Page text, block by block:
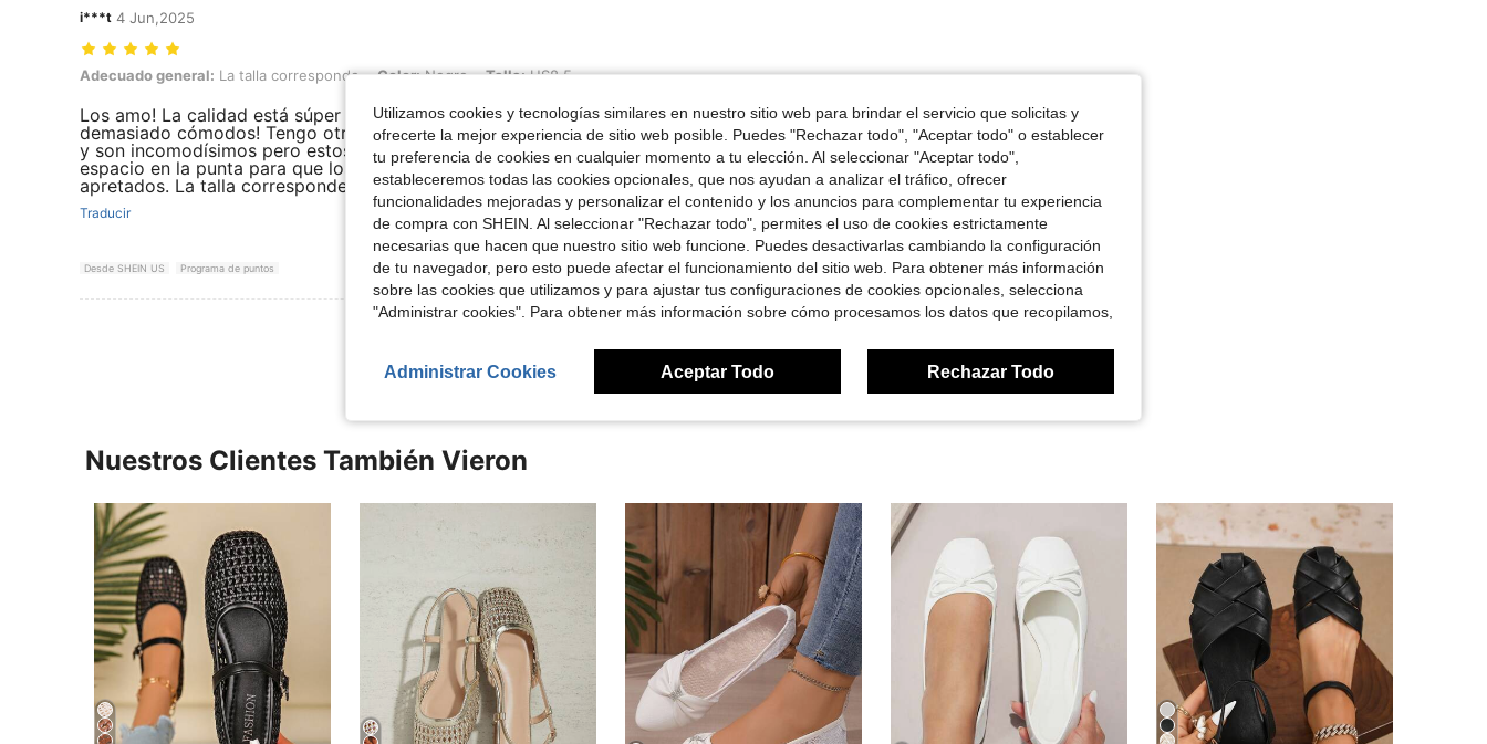
i***t 4 Jun,2025
Adecuado general: La talla corresponde, Color: Negro, Talla: US8.5
Adecuado general: La talla corresponde Color:Negro Talla:US8.5
Los amo! La calidad está súper increíble. Son
demasiado cómodos! Tengo otros zapatos así en punta
y son incomodísimos pero estos no! Tienen suficiente
espacio en la punta para que los dedos no se sientan
apretados. La talla corresponde perfectamente.
Traducir
Desde SHEIN US Programa de puntos Útil (2)
Nuestros Clientes También Vieron
Utilizamos cookies y tecnologías similares en nuestro sitio web para brindar el servicio que solicitas y
ofrecerte la mejor experiencia de sitio web posible. Puedes "Rechazar todo", "Aceptar todo" o establecer
tu preferencia de cookies en cualquier momento a tu elección. Al seleccionar "Aceptar todo",
estableceremos todas las cookies opcionales, que nos ayudan a analizar el tráfico, ofrecer
funcionalidades mejoradas y personalizar el contenido y los anuncios para complementar tu experiencia
de compra con SHEIN. Al seleccionar "Rechazar todo", permites el uso de cookies estrictamente
necesarias que hacen que nuestro sitio web funcione. Puedes desactivarlas cambiando la configuración
de tu navegador, pero esto puede afectar el funcionamiento del sitio web. Para obtener más información
sobre las cookies que utilizamos y para ajustar tus configuraciones de cookies opcionales, selecciona
"Administrar cookies". Para obtener más información sobre cómo procesamos los datos que recopilamos,
Administrar Cookies Aceptar Todo Rechazar Todo